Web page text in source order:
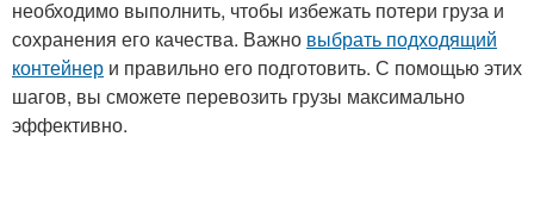
необходимо выполнить, чтобы избежать потери груза и
сохранения его качества. Важно выбрать подходящий
контейнер и правильно его подготовить. С помощью этих
шагов, вы сможете перевозить грузы максимально
эффективно.